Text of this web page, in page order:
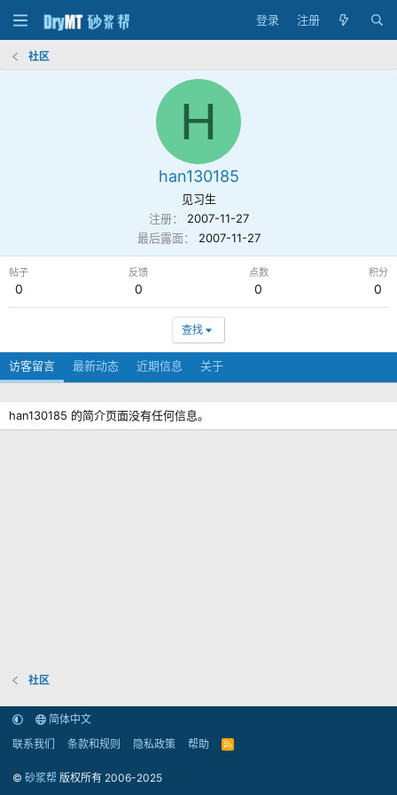
登录 注册
社区
H
han130185
见习生
注册
2007-11-27
最后露面
2007-11-27
帖子
0
反馈
0
点数
0
积分
0
查找
访客留言 最新动态 近期信息 关于
han130185 的简介页面没有任何信息。
社区
简体中文
联系我们
条款和规则 隐私政策 帮助
R
© 砂浆帮 版权所有 2006-2025